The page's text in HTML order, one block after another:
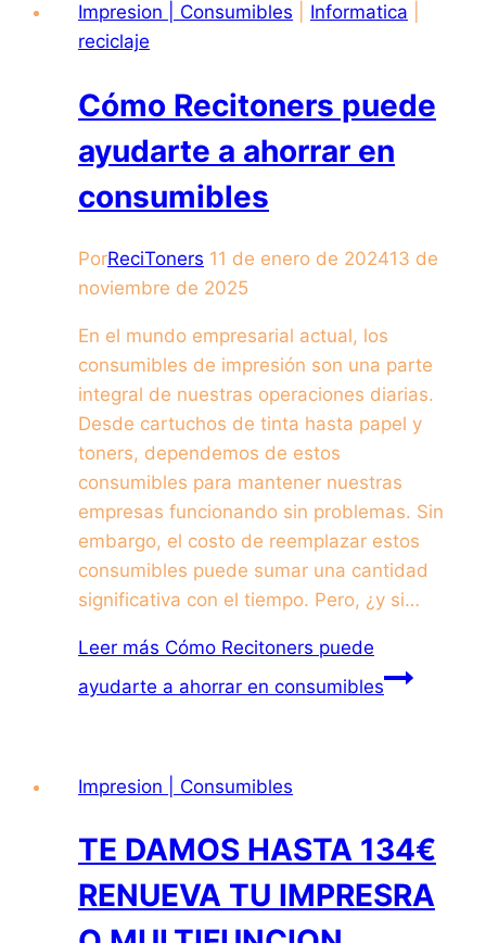
Impresion | Consumibles Informatica
reciclaje
Cómo Recitoners puede
ayudarte a ahorrar en
consumibles
PorReciToners 11 de enero de 202413 de
noviembre de 2025
En el mundo empresarial actual, los
consumibles de impresión son una parte
integral de nuestras operaciones diarias.
Desde cartuchos de tinta hasta papel y
toners, dependemos de estos
consumibles para mantener nuestras
empresas funcionando sin problemas. Sin
embargo, el costo de reemplazar estos
consumibles puede sumar una cantidad
significativa con el tiempo. Pero, ¿y si…
Leer más Cómo Recitoners puede
ayudarte a ahorrar en consumibles
Impresion | Consumibles
TE DAMOS HASTA 134€
RENUEVA TU IMPRESRA